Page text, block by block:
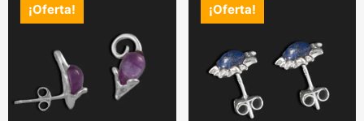
¡Oferta! ¡Oferta!